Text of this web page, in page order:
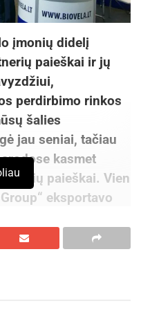
įmonių didelį
paieškai ir jų
perdirbimo rinkos
šalies
jau seniai, tačiau
kasmet
paieškai. Vien
eksportavo
retų galimybių